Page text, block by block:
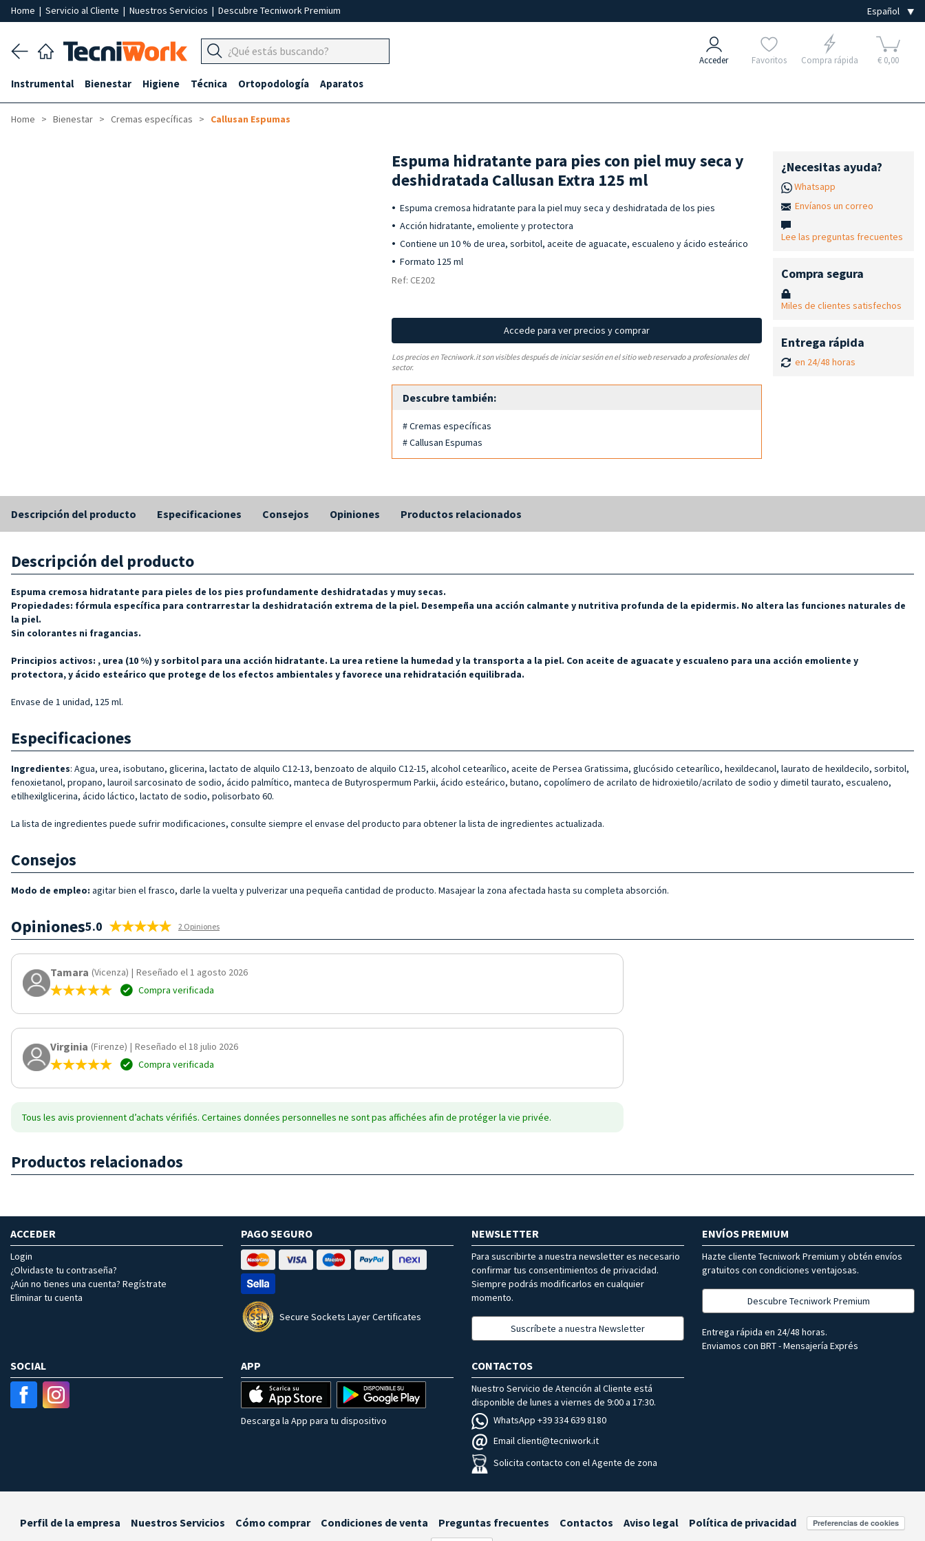
Home | Servicio al Cliente | Nuestros Servicios | Descubre Tecniwork Premium
Acceder Favoritos Compra rápida € 0,00
Instrumental Bienestar Higiene Técnica Ortopodología Aparatos
Home Bienestar Cremas específicas Callusan Espumas
Espuma hidratante para pies con piel muy seca y
deshidratada Callusan Extra 125 ml
Espuma cremosa hidratante para la piel muy seca y deshidratada de los pies
Acción hidratante, emoliente y protectora
Contiene un 10 % de urea, sorbitol, aceite de aguacate, escualeno y ácido esteárico
Formato 125 ml
Ref: CE202
Accede para ver precios y comprar
Los precios en Tecniwork.it son visibles después de iniciar sesión en el sitio web reservado a profesionales del
sector.
Descubre también:
# Cremas específicas
# Callusan Espumas
¿Necesitas ayuda?
Whatsapp
Envíanos un correo
Lee las preguntas frecuentes
Compra segura
Miles de clientes satisfechos
Entrega rápida
en 24/48 horas
Descripción del producto Especificaciones Consejos Opiniones Productos relacionados
Descripción del producto
Espuma cremosa hidratante para pieles de los pies profundamente deshidratadas y muy secas.
Propiedades: fórmula específica para contrarrestar la deshidratación extrema de la piel. Desempeña una acción calmante y nutritiva profunda de la epidermis. No altera las funciones naturales de
la piel.
Sin colorantes ni fragancias.
Principios activos: , urea (10 %) ysorbitol para una acción hidratante. La urea retiene la humedad y la transporta a la piel. Con aceite de aguacate y escualeno para una acción emoliente y
protectora, y ácido esteárico que protege de los efectos ambientales y favorece una rehidratación equilibrada.
Envase de 1 unidad, 125 ml.
Especificaciones
Ingredientes: Agua, urea, isobutano, glicerina, lactato de alquilo C12-13, benzoato de alquilo C12-15, alcohol cetearílico, aceite de Persea Gratissima, glucósido cetearílico, hexildecanol, laurato de hexildecilo, sorbitol,
fenoxietanol, propano, lauroil sarcosinato de sodio, ácido palmítico, manteca de Butyrospermum Parkii, ácido esteárico, butano, copolímero de acrilato de hidroxietilo/acrilato de sodio y dimetil taurato, escualeno,
etilhexilglicerina, ácido láctico, lactato de sodio, polisorbato 60.
La lista de ingredientes puede sufrir modificaciones, consulte siempre el envase del producto para obtener la lista de ingredientes actualizada.
Consejos
Modo de empleo: agitar bien el frasco, darle la vuelta y pulverizar una pequeña cantidad de producto. Masajear la zona afectada hasta su completa absorción.
Opiniones5.0 2 Opiniones
Tamara (Vicenza) | Reseñado el 1 agosto 2026
Compra verificada
Virginia (Firenze) | Reseñado el 18 julio 2026
Compra verificada
Tous les avis proviennent d’achats vérifiés. Certaines données personnelles ne sont pas affichées afin de protéger la vie privée.
Productos relacionados
ACCEDER
Login
¿Olvidaste tu contraseña?
¿Aún no tienes una cuenta? Regístrate
Eliminar tu cuenta
PAGO SEGURO
Secure Sockets Layer Certificates
NEWSLETTER
Para suscribirte a nuestra newsletter es necesario
confirmar tus consentimientos de privacidad.
Siempre podrás modificarlos en cualquier
momento.
Suscríbete a nuestra Newsletter
ENVÍOS PREMIUM
Hazte cliente Tecniwork Premium y obtén envíos
gratuitos con condiciones ventajosas.
Descubre Tecniwork Premium
Entrega rápida en 24/48 horas.
Enviamos con BRT - Mensajería Exprés
SOCIAL APP
Descarga la App para tu dispositivo
CONTACTOS
Nuestro Servicio de Atención al Cliente está
disponible de lunes a viernes de 9:00 a 17:30.
WhatsApp +39 334 639 8180
Email clienti@tecniwork.it
Solicita contacto con el Agente de zona
Perfil de la empresa Nuestros Servicios Cómo comprar Condiciones de venta Preguntas frecuentes Contactos Aviso legal Política de privacidad Preferencias de cookies